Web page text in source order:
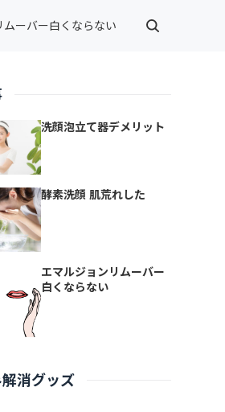
ーバー白くならない
洗顔泡立て器デメリット
酵素洗顔 肌荒れした
エマルジョンリムーバー
白くならない
消グッズ